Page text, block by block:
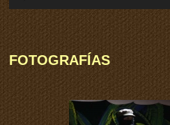
audio
FOTOGRAFÍAS